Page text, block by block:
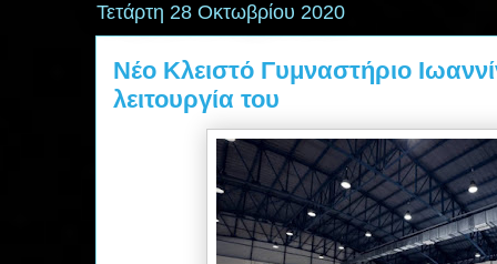
Τετάρτη 28 Οκτωβρίου 2020
Νέο Κλειστό Γυμναστήριο
λειτουργία του